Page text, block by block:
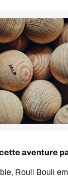
aventure
Rouli Bouli